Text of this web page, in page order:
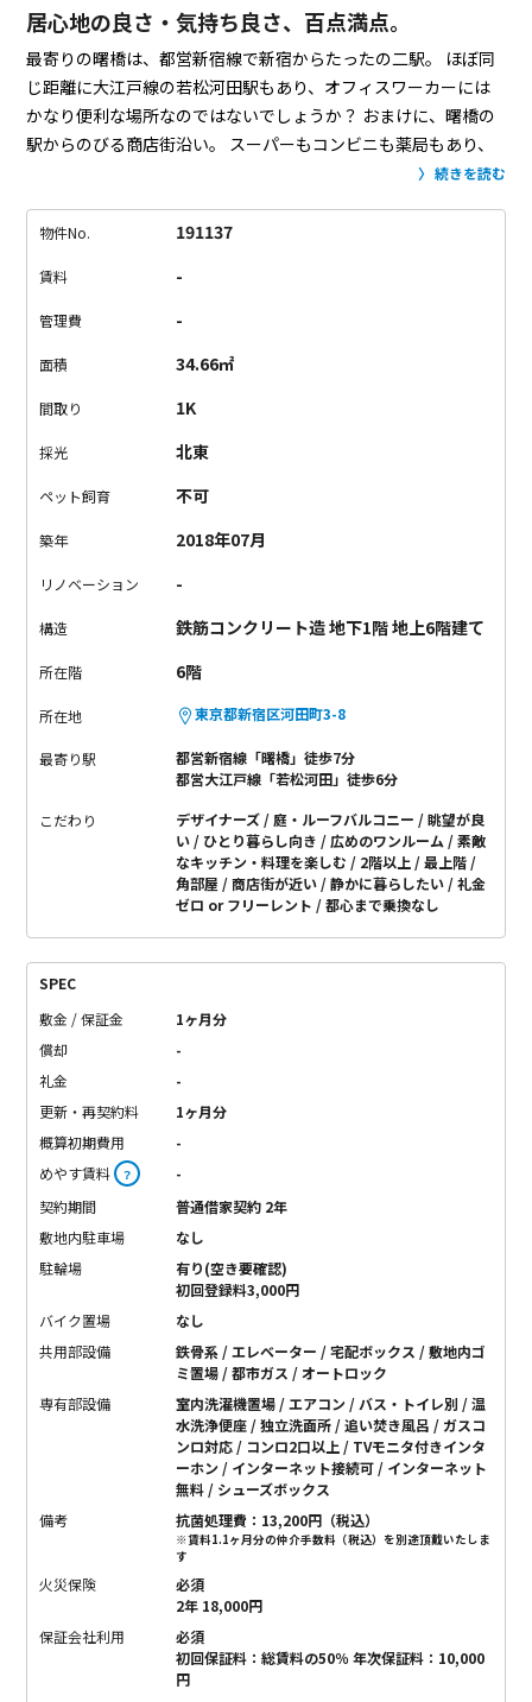
居心地の良さ・気持ち良さ、百点満点。
最寄りの曙橋は、都営新宿線で新宿からたったの二駅。
ほぼ同
じ距離に大江戸線の若松河田駅もあり、オフィスワーカーには
かなり便利な場所なのではないでしょうか？ おまけに、曙橋の
駅からのびる商店街沿い。
スーパーもコンビニも薬局もあり、
仕事で帰りが遅くなりがち
部屋は、最上階。
エレベーターを降りた瞬間、いい！と思える
れはお部屋も楽しみ！
だ、感覚的には1DKでしょうか？
て使える小さなベッドスペース。
の、奥！
一部屋として使えそうなくらいの広さのルーフテラ
が、これだけの広さがあればチェアやテーブルを置いて、ビア
ガーデンもどきなんてどうでしょう？
う。(こちら側にもエアコンを取りつけられます。)
設置していて、本当にたくさん入るんです！右側のデスクも、
問い合わせはお早めに。
続きを読む
物件No. 191137
賃料 -
管理費 -
面積 34.66㎡
間取り 1K
採光 北東
ペット飼育 不可
築年 2018年07月
リノベーション -
構造 鉄筋コンクリート造 地下1階 地上6階建て
所在階 6階
所在地 東京都新宿区河田町3-8
最寄り駅
都営新宿線「曙橋」徒歩7分
都営大江戸線「若松河田」徒歩6分
こだわり デザイナーズ 庭・ルーフバルコニー
眺望が良
い
ひとり暮らし向き 広めのワンルーム
素敵
なキッチン・料理を楽しむ
2階以上
最上階
角部屋
商店街が近い 静かに暮らしたい
礼金
ゼロ or フリーレント
都心まで乗換なし
SPEC
敷金 / 保証金
1ヶ月分
償却
-
礼金
-
更新・再契約料
1ヶ月分
概算初期費用
-
めやす賃料 ？
-
契約期間
普通借家契約 2年
敷地内駐車場
なし
駐輪場
有り(空き要確認)
初回登録料3,000円
バイク置場
なし
共用部設備
鉄骨系 / エレベーター / 宅配ボックス / 敷地内ゴ
ミ置場 / 都市ガス / オートロック
専有部設備
室内洗濯機置場 / エアコン / バス・トイレ別 / 温
水洗浄便座 / 独立洗面所 / 追い焚き風呂 / ガスコ
ンロ対応 / コンロ2口以上 / TVモニタ付きインタ
ーホン / インターネット接続可 / インターネット
無料 / シューズボックス
備考
抗菌処理費：13,200円（税込）
※賃料1.1ヶ月分の仲介手数料（税込）を別途頂戴いたしま
す
火災保険
必須
2年 18,000円
保証会社利用
必須
初回保証料：総賃料の50％ 年次保証料：10,000
円